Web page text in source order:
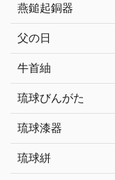
燕鎚起銅器
父の日
牛首紬
琉球びんがた
琉球漆器
琉球絣